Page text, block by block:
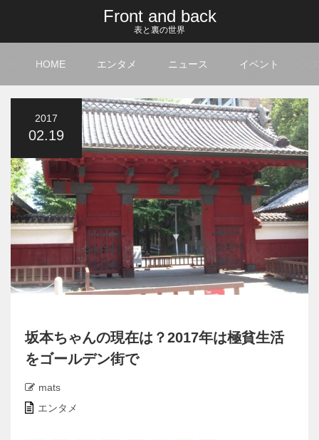
Front and back
表と裏の世界
HOME エンタメ ニュース イベント
2017
02.19
坂本ちゃんの現在は？2017年は極貧生活
をゴールデン街で
mats
エンタメ